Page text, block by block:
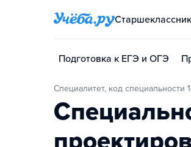
Подготовка к ЕГЭ и ОГЭ
Специалитет, код специальности